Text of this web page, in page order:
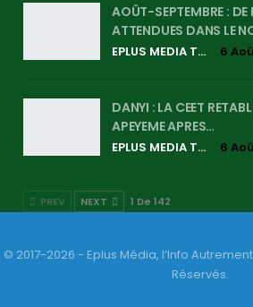
AOÛT-SEPTEMBRE : DE
ATTENDUES DANS LE
EPLUS MEDIA TV 6
DANYI : LA CEET
APEYEME APRES…
EPLUS MEDIA TV 6
PREV NEXT 1 De 142
© 2017-2026 - Eplus Média, l’Info
Réservés.